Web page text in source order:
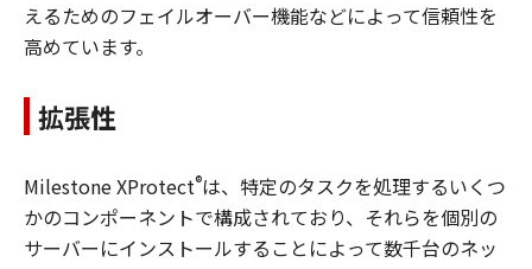
えるためのフェイルオーバー機能などによって信頼性を
高めています。
拡張性
Milestone XProtect®は、特定のタスクを処理するいくつ
かのコンポーネントで構成されており、それらを個別の
サーバーにインストールすることによって数千台のネッ